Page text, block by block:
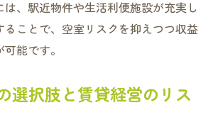
、駅近物件や生活利便施設が充実し
ることで、空室リスクを抑えつつ収益
能です。
選択肢と賃貸経営のリス